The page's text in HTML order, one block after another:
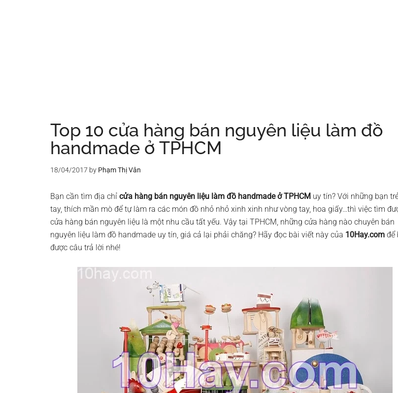
Top 10 cửa hàng bán nguyên liệu làm đồ
handmade ở TPHCM
18/04/2017 by Phạm Thị Vân
Bạn cần tìm địa chỉ cửa hàng bán nguyên liệu làm đồ handmade ở TPHCM uy tín? Với những bạn
tay, thích mần mò để tự làm ra các món đồ nhỏ nhỏ xinh xinh như vòng tay, hoa giấy…thì việc tìm
cửa hàng bán nguyên liệu là một nhu cầu tất yếu. Vậy tại TPHCM, những cửa hàng nào chuyên bán
nguyên liệu làm đồ handmade uy tín, giá cả lại phải chăng? Hãy đọc bài viết này của 10Hay.com để
được câu trả lời nhé!